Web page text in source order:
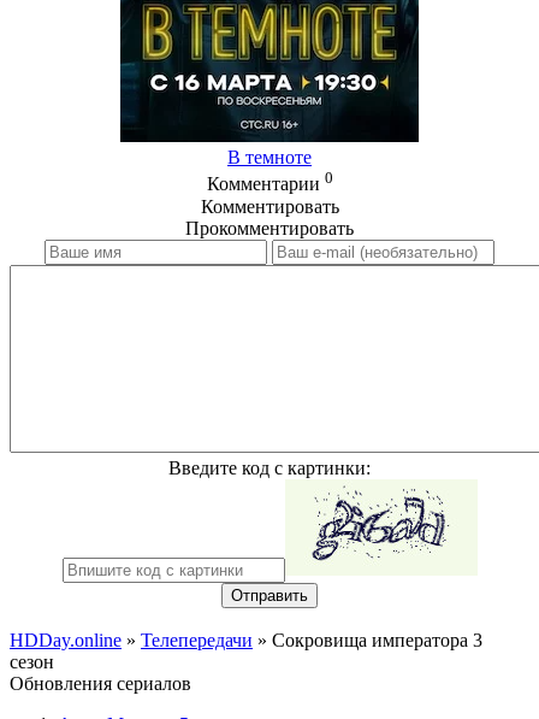
В темноте
Комментарии 0
Комментировать
Прокомментировать
Введите код с картинки:
Отправить
HDDay.online » Телепередачи » Сокровища императора 3
сезон
Обновления сериалов